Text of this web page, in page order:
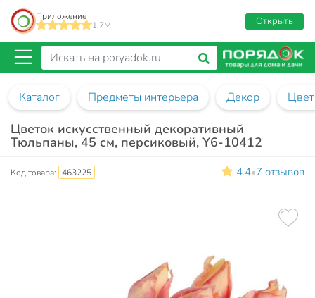
Приложение
1.7M
Открыть
Каталог Предметы интерьера Декор
Цветок искусственный декоративный
Тюльпаны, 45 см, персиковый, Y6-10412
Код товара: 463225 4.4•7 отзывов